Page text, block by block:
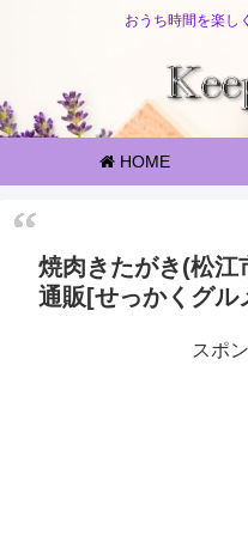
おうち時間を楽し
HOME
焼肉きたがき(松江
通販[せっかくグル
スポ